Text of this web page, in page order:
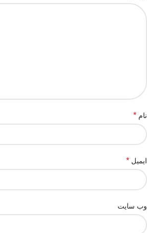
نام *
ایمیل *
وب‌ سایت